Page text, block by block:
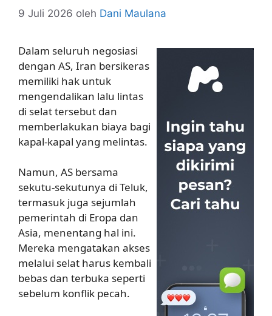
9 Juli 2026 oleh Dani Maulana
Dalam seluruh negosiasi
dengan AS, Iran bersikeras
memiliki hak untuk
mengendalikan lalu lintas
di selat tersebut dan
memberlakukan biaya bagi
kapal-kapal yang melintas.
Namun, AS bersama
sekutu-sekutunya di Teluk,
termasuk juga sejumlah
pemerintah di Eropa dan
Asia, menentang hal ini.
Mereka mengatakan akses
melalui selat harus kembali
bebas dan terbuka seperti
sebelum konflik pecah.